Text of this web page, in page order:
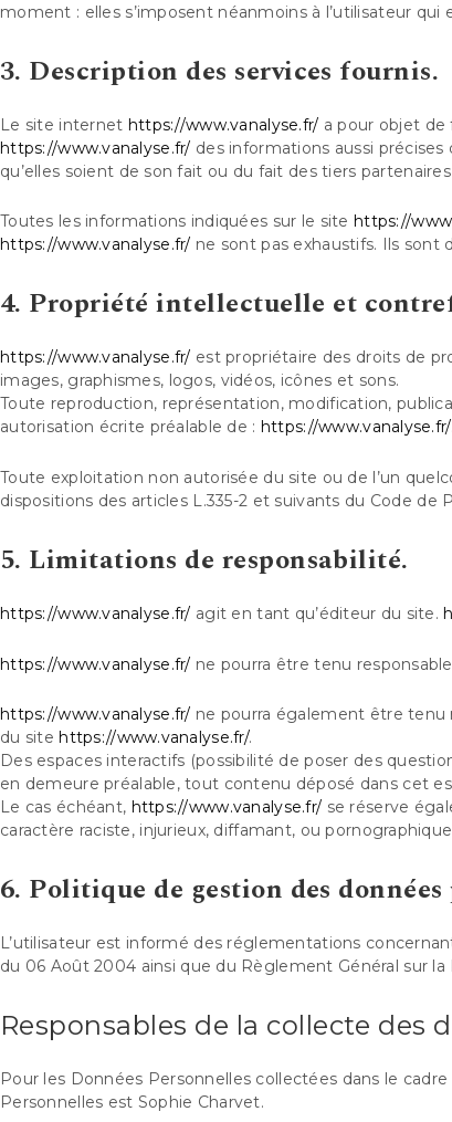
moment : elles s’imposent néanmoins à l’utilisateur qui
3. Description des services fournis.
Le site internet https://www.vanalyse.fr/ a pour objet de
https://www.vanalyse.fr/ des informations aussi
qu’elles soient de son fait ou du fait des tiers
Toutes les informations indiquées sur le site https://
https://www.vanalyse.fr/ ne sont pas exhaustifs. Ils sont
4. Propriété intellectuelle et
https://www.vanalyse.fr/ est propriétaire des droits de
images, graphismes, logos, vidéos, icônes et sons.
Toute reproduction, représentation, modification,
autorisation écrite préalable de : https://www.vanalyse.fr/.
Toute exploitation non autorisée du site ou de l’un
dispositions des articles L.335-2 et suivants du Code de
5. Limitations de responsabilité.
https://www.vanalyse.fr/ agit en tant qu’éditeur du site.
https://www.vanalyse.fr/ ne pourra être tenu
https://www.vanalyse.fr/ ne pourra également être tenu
du site https://www.vanalyse.fr/.
Des espaces interactifs (possibilité de poser des
en demeure préalable, tout contenu déposé dans cet
Le cas échéant, https://www.vanalyse.fr/ se réserve
caractère raciste, injurieux, diffamant, ou
6. Politique de gestion des
L’utilisateur est informé des réglementations
du 06 Août 2004 ainsi que du Règlement Général sur
Responsables de la collecte des
Pour les Données Personnelles collectées dans le
Personnelles est Sophie Charvet.